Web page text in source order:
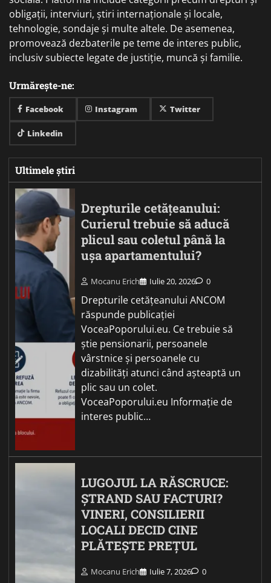
obligații, interviuri, știri internaționale și locale,
tehnologie, sondaje și multe altele. De asemenea,
promovează dezbaterile pe teme de interes public,
inclusiv subiecte legate de justiție, muncă și familie.
Urmărește-ne:
Facebook Instagram Twitter
Linkedin
Ultimele știri
Drepturile cetățeanului:
Curierul trebuie să aducă
plicul sau coletul până la
ușa apartamentului?
Mocanu Erich Iulie 20, 2026 0
Drepturile cetățeanului ANCOM
răspunde publicației
VoceaPoporului.eu. Ce trebuie să
știe pensionarii, persoanele
vârstnice și persoanele cu
dizabilități atunci când așteaptă un
plic sau un colet.
VoceaPoporului.eu Informație de
interes public…
LUGOJUL LA RĂSCRUCE:
ȘTRAND SAU FACTURI?
VINERI, CONSILIERII
LOCALI DECID CINE
PLĂTEȘTE PREȚUL
Mocanu Erich Iulie 7, 2026 0